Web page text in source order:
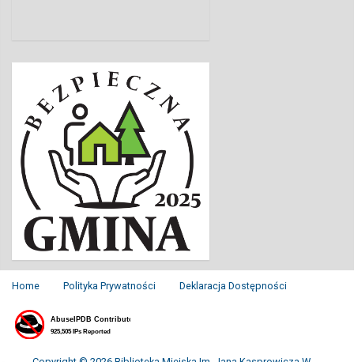
Home Polityka Prywatności Deklaracja Dostępności